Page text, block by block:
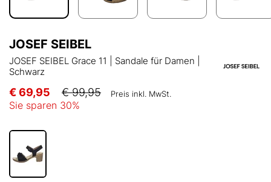
JOSEF SEIBEL
JOSEF SEIBEL Grace 11 | Sandale für Damen |
Schwarz
€ 69,95 € 99,95 Preis inkl. MwSt.
Sie sparen 30%